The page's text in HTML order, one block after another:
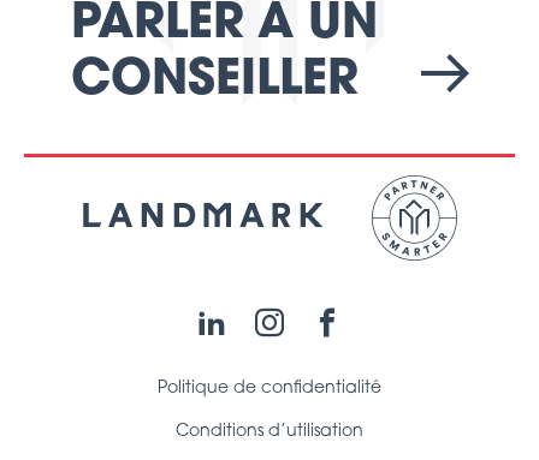
PARLER À UN
CONSEILLER
LinkedInInstagramFacebook
Politique de confidentialité
Conditions d’utilisation